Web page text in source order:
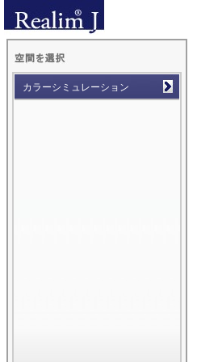
realim - 空間シミュレ
ーション
空間を選択
カラーシミュレーション